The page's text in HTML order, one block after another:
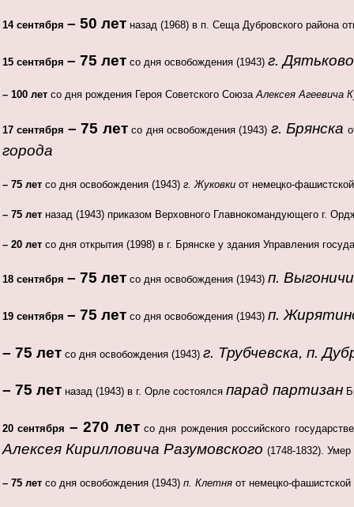
14 сентября – 50 лет назад (1968) в п. Сеща Дубровского района
15 сентября – 75 лет со дня освобождения (1943) г. Дятьково
– 100 лет со дня рождения Героя Советского СоюзаАлексея Агеевича
17 сентября – 75 летсо дня освобождения (1943) г. Брянска
города
– 75 лет со дня освобождения (1943) г. Жуковки от немецко-
– 75 лет назад (1943) приказом Верховного Главнокомандующего г.
– 20 лет со дня открытия (1998) в г. Брянске у здания Управления
18 сентября – 75 лет со дня освобождения (1943) п. Выгоничи
19 сентября – 75 лет со дня освобождения (1943) п.
– 75 лет со дня освобождения (1943) г. Трубчевска, п.
– 75 лет назад (1943) в г. Орле состоялся парад партизан
20 сентября – 270 летсо дня рождения российского
Алексея Кирилловича Разумовского (1748-1832).
– 75 лет со дня освобождения (1943) п. Клетня от немецко-фашистской